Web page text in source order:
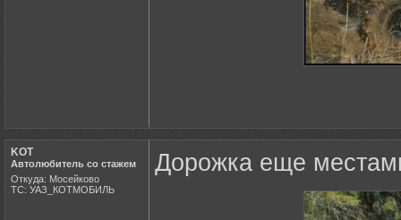
KOT
Автолюбитель со стажем
Откуда: Мосейково
ТС: УАЗ_КОТМОБИЛЬ
Дорожка еще